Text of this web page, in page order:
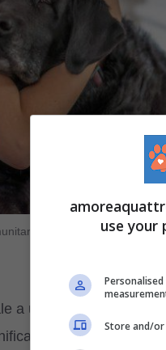
Benefici e rischi da
a un ‘nostro’ bacio è
che potrebbe
use your
Store and/or